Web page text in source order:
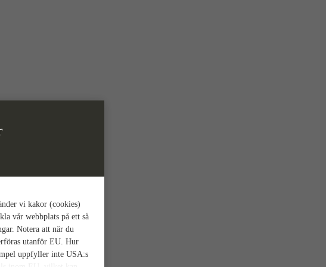
vi kakor (cookies)
vår webbplats på ett så
Notera att när du
utanför EU. Hur
uppfyller inte USA:s